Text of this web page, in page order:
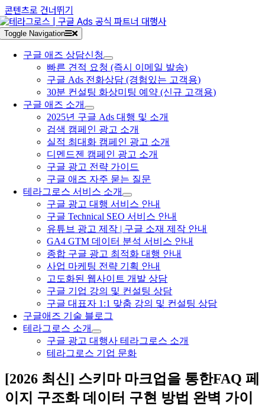
콘텐츠로 건너뛰기
Toggle Navigation
구글 애즈 상담신청
빠른 견적 요청 (즉시 이메일 발송)
구글 Ads 전화상담 (경험있는 고객용)
30분 컨설팅 화상미팅 예약 (신규 고객용)
구글 애즈 소개
2025년 구글 Ads 대행 및 소개
검색 캠페인 광고 소개
실적 최대화 캠페인 광고 소개
디멘드젠 캠페인 광고 소개
구글 광고 전략 가이드
구글 애즈 자주 묻는 질문
테라그로스 서비스 소개
구글 광고 대행 서비스 안내
구글 Technical SEO 서비스 안내
유튜브 광고 제작 | 구글 소재 제작 안내
GA4 GTM 데이터 분석 서비스 안내
종합 구글 광고 최적화 대행 안내
사업 마케팅 전략 기획 안내
고도화된 웹사이트 개발 상담
구글 기업 강의 및 컨설팅 상담
구글 대표자 1:1 맞춤 강의 및 컨설팅 상담
구글애즈 기술 블로그
테라그로스 소개
구글 광고 대행사 테라그로스 소개
테라그로스 기업 문화
[2026 최신] 스키마 마크업을 통한FAQ 페
이지 구조화 데이터 구현 방법 완벽 가이